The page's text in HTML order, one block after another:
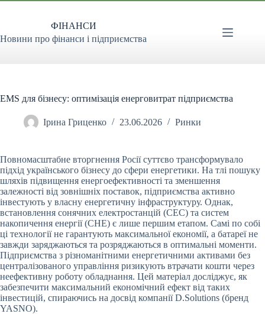
Перейти
ФІНАНСИ
Новини про фінанси і підприємства
EMS для бізнесу: оптимізація енерговитрат підприємства
Ірина Гриценко 23.06.2026 Ринки
Повномасштабне вторгнення Росії суттєво трансформувало
підхід українського бізнесу до сфери енергетики. На тлі пошуку
шляхів підвищення енергоефективності та зменшення
залежності від зовнішніх поставок, підприємства активно
інвестують у власну енергетичну інфраструктуру. Однак,
встановлення сонячних електростанцій (СЕС) та систем
накопичення енергії (СНЕ) є лише першим етапом. Самі по собі
ці технології не гарантують максимальної економії, а батареї не
завжди заряджаються та розряджаються в оптимальні моменти.
Підприємства з різноманітними енергетичними активами без
централізованого управління ризикують втрачати кошти через
неефективну роботу обладнання. Цей матеріал досліджує, як
забезпечити максимальний економічний ефект від таких
інвестицій, спираючись на досвід компанії D.Solutions (бренд
YASNO).